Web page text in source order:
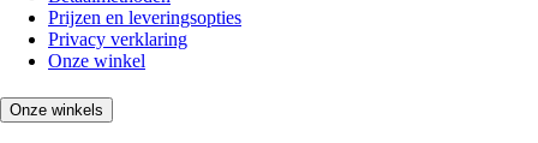
Prijzen en leveringsopties
Privacy verklaring
Onze winkel
Onze winkels